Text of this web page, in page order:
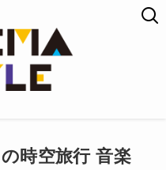
時空旅行 音楽